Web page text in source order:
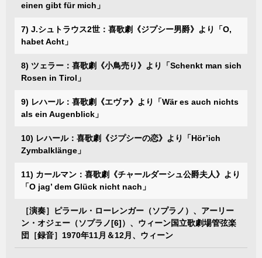
einen gibt für mich」
7) J.シュトラウス2世：喜歌劇《ジプシー男爵》より「O,
habet Acht」
8) ツェラー：喜歌劇《小鳥売り》より「Schenkt man sich
Rosen in Tirol」
9) レハール：喜歌劇《エヴァ》より「Wär es auch nichts
als ein Augenblick」
10) レハール：喜歌劇《ジプシーの恋》より「Hör’ich
Zymbalklänge」
11) カールマン：喜歌劇《チャールダーシュ公爵夫人》より
「O jag’ dem Glück nicht nach」
［演奏］ピラール・ローレンガー（ソプラノ）、アーリー
ン・オジェー（ソプラノ[6]）、ウィーン国立歌劇場管弦楽
団［録音］1970年11月＆12月、ウィーン